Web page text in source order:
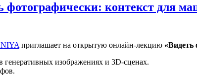
фотографически: контекст для
приглашает на открытую онлайн-лекцию «Видеть
изображениях и 3D-сценах.